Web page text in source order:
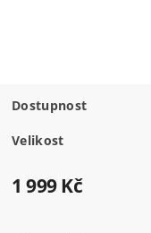
Dostupnost
Velikost
1 999 Kč